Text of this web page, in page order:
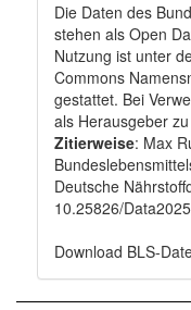
Die Daten des
stehen als Open
Nutzung ist unter
Commons
gestattet. Bei
als Herausgeber
Zitierweise: Max
Deutsche
10.25826/
Download BLS-